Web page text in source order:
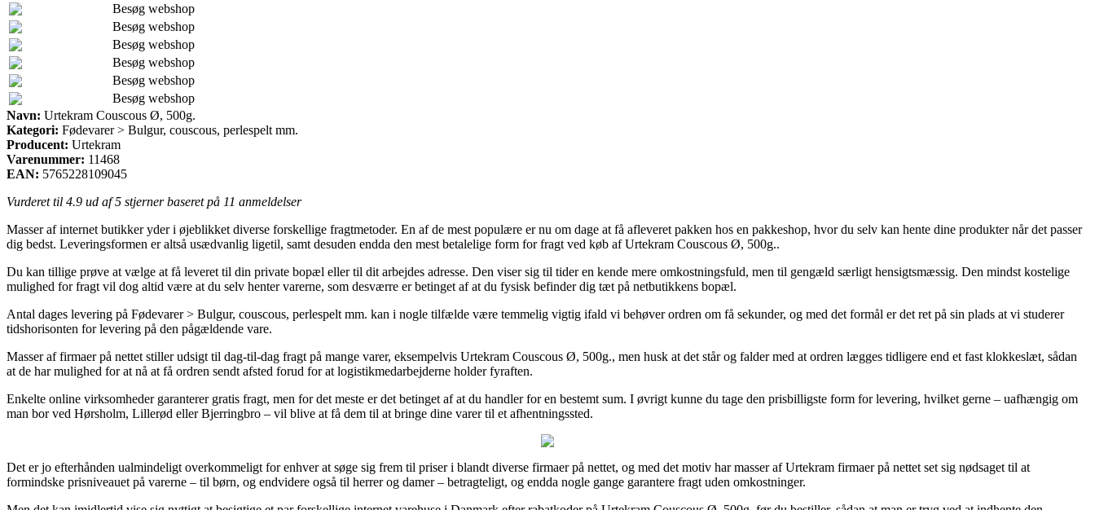
Besøg webshop
Besøg webshop
Besøg webshop
Besøg webshop
Besøg webshop
Besøg webshop
Navn: Urtekram Couscous Ø, 500g.
Kategori: Fødevarer > Bulgur, couscous, perlespelt mm.
Producent: Urtekram
Varenummer: 11468
EAN: 5765228109045
Vurderet til 4.9 ud af 5 stjerner baseret på 11 anmeldelser
Masser af internet butikker yder i øjeblikket diverse forskellige fragtmetoder. En af de mest populære er nu om dage at få afleveret pakken hos en pakkeshop, hvor du selv kan hente dine produkter når det passer
dig bedst. Leveringsformen er altså usædvanlig ligetil, samt desuden endda den mest betalelige form for fragt ved køb af Urtekram Couscous Ø, 500g..
Du kan tillige prøve at vælge at få leveret til din private bopæl eller til dit arbejdes adresse. Den viser sig til tider en kende mere omkostningsfuld, men til gengæld særligt hensigtsmæssig. Den mindst kostelige
mulighed for fragt vil dog altid være at du selv henter varerne, som desværre er betinget af at du fysisk befinder dig tæt på netbutikkens bopæl.
Antal dages levering på Fødevarer > Bulgur, couscous, perlespelt mm. kan i nogle tilfælde være temmelig vigtig ifald vi behøver ordren om få sekunder, og med det formål er det ret på sin plads at vi studerer
tidshorisonten for levering på den pågældende vare.
Masser af firmaer på nettet stiller udsigt til dag-til-dag fragt på mange varer, eksempelvis Urtekram Couscous Ø, 500g., men husk at det står og falder med at ordren lægges tidligere end et fast klokkeslæt, sådan
at de har mulighed for at nå at få ordren sendt afsted forud for at logistikmedarbejderne holder fyraften.
Enkelte online virksomheder garanterer gratis fragt, men for det meste er det betinget af at du handler for en bestemt sum. I øvrigt kunne du tage den prisbilligste form for levering, hvilket gerne – uafhængig om
man bor ved Hørsholm, Lillerød eller Bjerringbro – vil blive at få dem til at bringe dine varer til et afhentningssted.
Det er jo efterhånden ualmindeligt overkommeligt for enhver at søge sig frem til priser i blandt diverse firmaer på nettet, og med det motiv har masser af Urtekram firmaer på nettet set sig nødsaget til at
formindske prisniveauet på varerne – til børn, og endvidere også til herrer og damer – betragteligt, og endda nogle gange garantere fragt uden omkostninger.